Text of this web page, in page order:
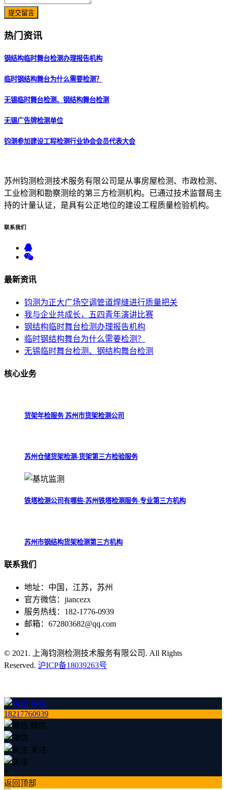
提交留言
热门资讯
钢结构临时舞台检测办理报告机构
临时钢结构舞台为什么需要检测？
无锡临时舞台检测、钢结构舞台检测
无锡广告牌检测单位
钧测参加建设工程检测行业协会会员代表大会
苏州钧测检测技术服务有限公司是从事房屋检测、市政检测、
工业检测和勘察测绘的第三方检测机构。已通过技术监督局主
持的计量认证，是具有公正地位的建设工程质量检验机构。
联系我们
最新资讯
钧测为正大广场空调管道焊缝进行质量把关
我与企业共成长，五四青年演讲比赛
钢结构临时舞台检测办理报告机构
临时钢结构舞台为什么需要检测？
无锡临时舞台检测、钢结构舞台检测
核心业务
货架年检服务 苏州市货架检测公司
苏州仓储货架检测-货架第三方检验服务
铁塔检测公司有哪些-苏州铁塔检测服务-专业第三方机构
苏州市钢结构货架检测第三方机构
联系我们
地址：中国，江苏，苏州
官方微信：jiancezx
服务热线：182-1776-0939
邮箱：672803682@qq.com
© 2021. 上海钧测检测技术服务有限公司. All Rights
Reserved. 沪ICP备18039263号
热线
18217760939
微信
关注
返回顶部